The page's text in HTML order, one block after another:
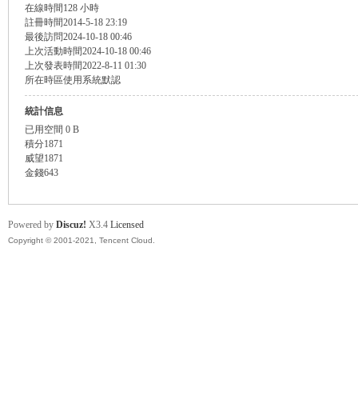
在線時間 128 小時
註冊時間2014-5-18 23:19
最後訪問2024-10-18 00:46
上次活動時間2024-10-18 00:46
上次發表時間2022-8-11 01:30
所在時區使用系統默認
統計信息
已用空間 0 B
積分1871
威望1871
金錢643
Powered by Discuz! X3.4 Licensed
Copyright © 2001-2021, Tencent Cloud.